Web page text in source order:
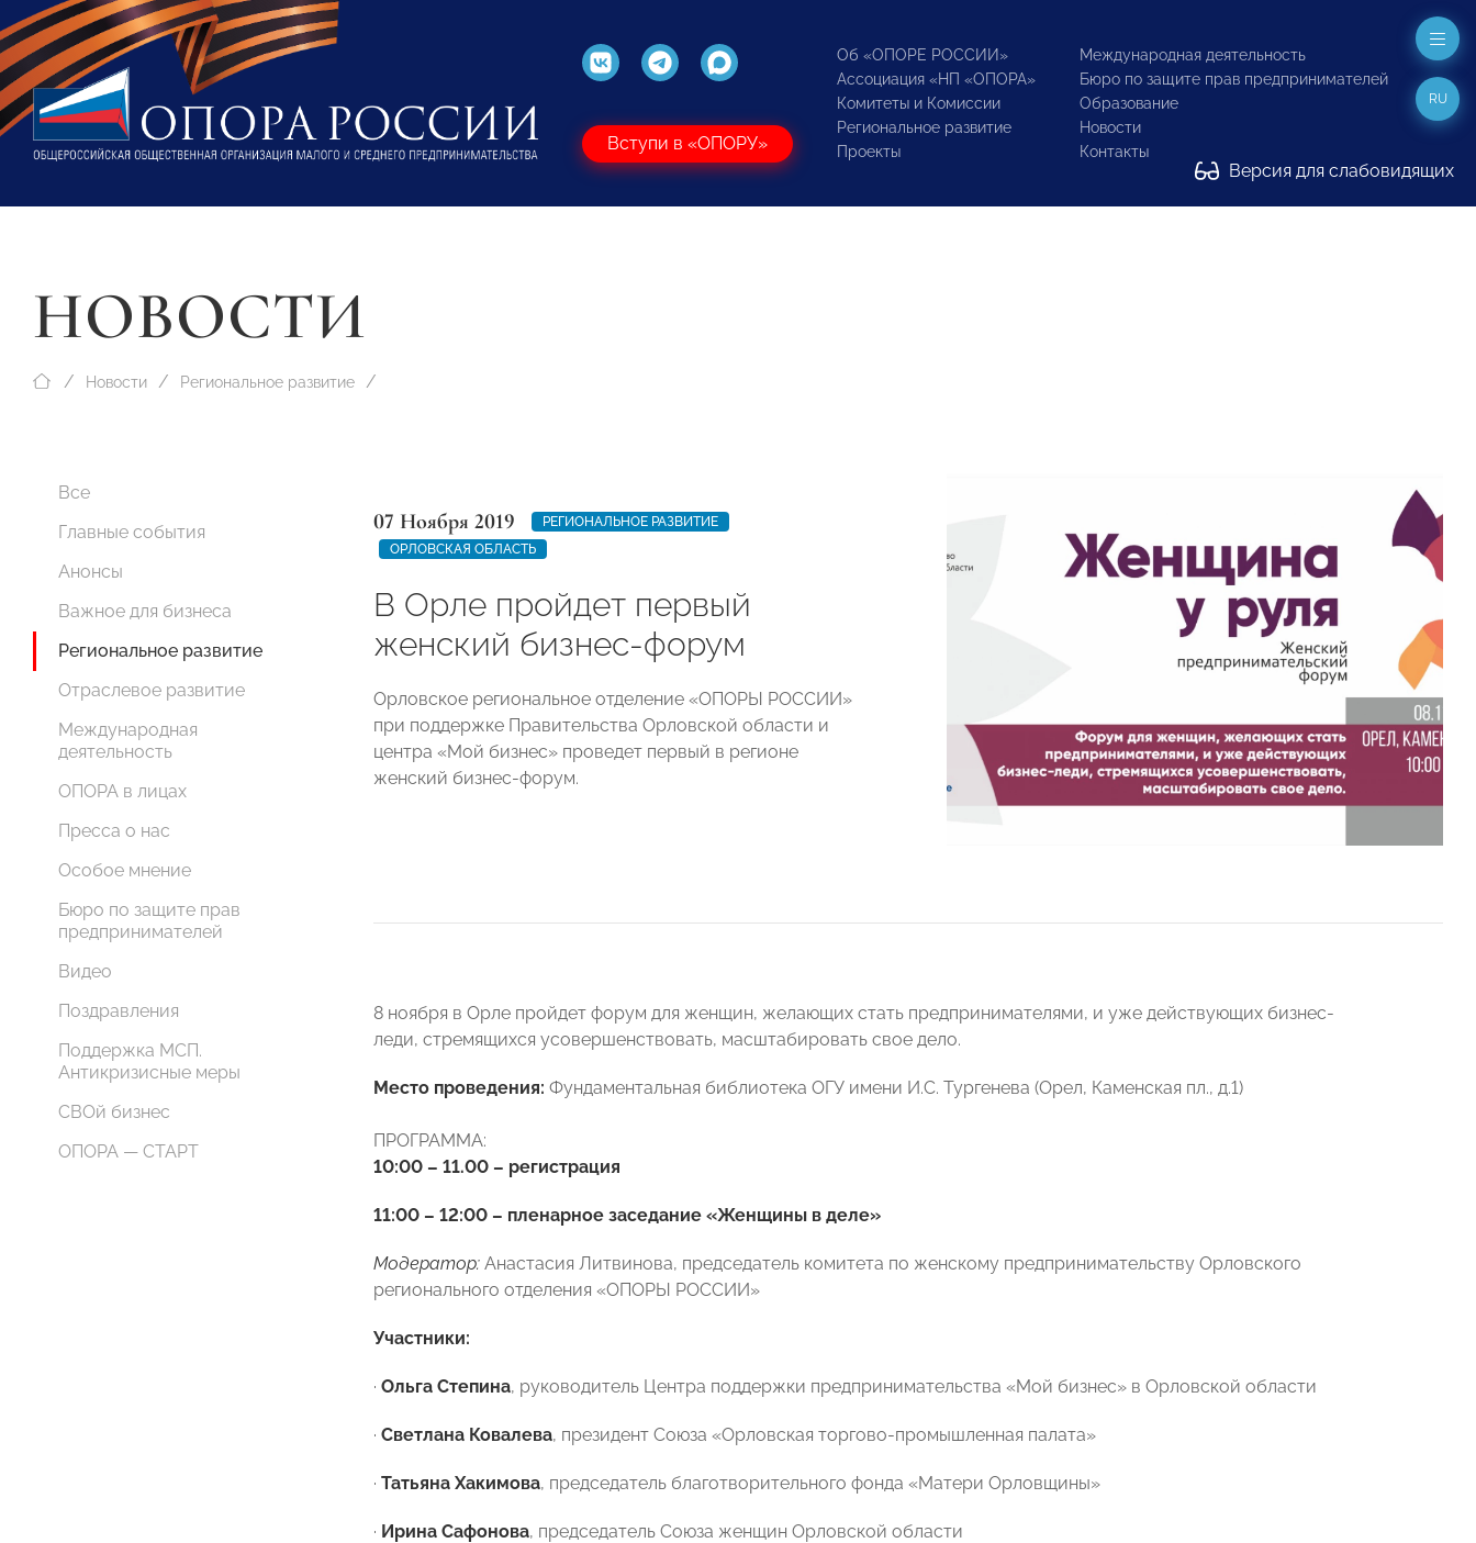
Вступи в «ОПОРУ»
Об «ОПОРЕ РОССИИ»
Ассоциация «НП «ОПОРА»
Комитеты и Комиссии
Региональное развитие
Проекты
Международная деятельность
Бюро по защите прав предпринимателей
Образование
Новости
Контакты
Версия для слабовидящих
RU
НОВОСТИ
Новости Региональное развитие
Все
Главные события
Анонсы
Важное для бизнеса
Региональное развитие
Отраслевое развитие
Международная
деятельность
ОПОРА в лицах
Пресса о нас
Особое мнение
Бюро по защите прав
предпринимателей
Видео
Поздравления
Поддержка МСП.
Антикризисные меры
СВОй бизнес
ОПОРА — СТАРТ
07 Ноября 2019
РЕГИОНАЛЬНОЕ РАЗВИТИЕ
ОРЛОВСКАЯ ОБЛАСТЬ
В Орле пройдет первый
женский бизнес-форум
Орловское региональное отделение «​ОПОРЫ РОССИИ»​
при поддержке Правительства Орловской области и
центра «​Мой бизнес»​ проведет первый в регионе
женский бизнес-форум.
8 ноября в Орле пройдет форум для женщин, желающих стать предпринимателями, и уже действующих бизнес-
леди, стремящихся усовершенствовать, масштабировать свое дело.
Место проведения: Фундаментальная библиотека ОГУ имени И.С. Тургенева (Орел, Каменская пл., д.1)
ПРОГРАММА:
10:00 – 11.00 – регистрация
11:00 – 12:00 – пленарное заседание «Женщины в деле»
Модератор: Анастасия Литвинова, председатель комитета по женскому предпринимательству Орловского
регионального отделения «ОПОРЫ РОССИИ»
Участники:
· Ольга Степина, руководитель Центра поддержки предпринимательства «Мой бизнес» в Орловской области
· Светлана Ковалева, президент Союза «Орловская торгово-промышленная палата»
· Татьяна Хакимова, председатель благотворительного фонда «Матери Орловщины»
· Ирина Сафонова, председатель Союза женщин Орловской области